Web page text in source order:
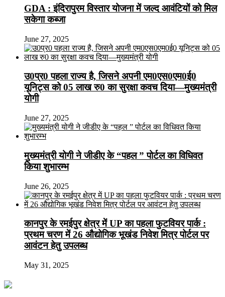
GDA : इंदिरापुरम विस्तार योजना में जल्द आवंटियों को मिल
सकेगा कब्जा
June 27, 2025
उ0प्र0 पहला राज्य है, जिसने अपनी एम0एस0एम0ई0
यूनिट्स को 05 लाख रु0 का सुरक्षा कवच दिया—मुख्यमंत्री
योगी
June 27, 2025
मुख्यमंत्री योगी ने जीडीए के “पहल ” पोर्टल का विधिवत
किया शुभारम्भ
June 26, 2025
कानपुर के रमईपुर क्षेत्र में UP का पहला फुटवियर पार्क :
प्रथम चरण में 26 औद्योगिक भूखंड निवेश मित्र पोर्टल पर
आवंटन हेतु उपलब्ध
May 31, 2025